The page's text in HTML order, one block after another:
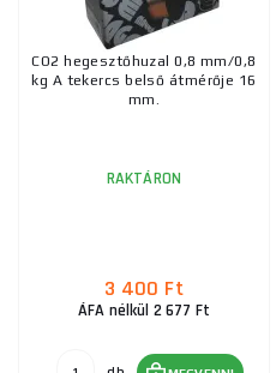
CO2 hegesztőhuzal 0,8 mm/0,8
kg A tekercs belső átmérője 16
mm.
RAKTÁRON
3 400 Ft
ÁFA nélkül 2 677 Ft